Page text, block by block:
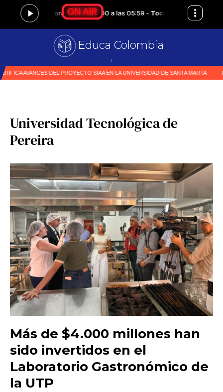
Educa Colombia
Primer medi
Universidad Tecnológica de
Pereira
Más de $4.000 millones han
sido invertidos en el
Laboratorio Gastronómico de
la UTP